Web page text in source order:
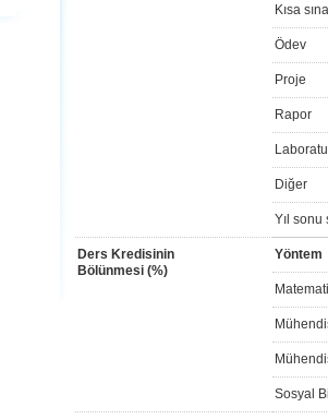
Kısa
Ödev
Proje
Rapor
Diğer
Yıl sonu
Ders Kredisinin
Bölünmesi (%)
Yöntem
Sosyal